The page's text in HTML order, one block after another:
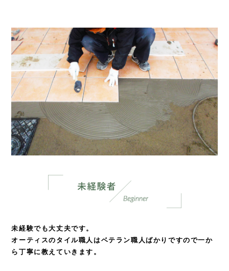
未経験でも大丈夫です。
オーティスのタイル職人はベテラン職人ばかりですので一か
ら丁寧に教えていきます。